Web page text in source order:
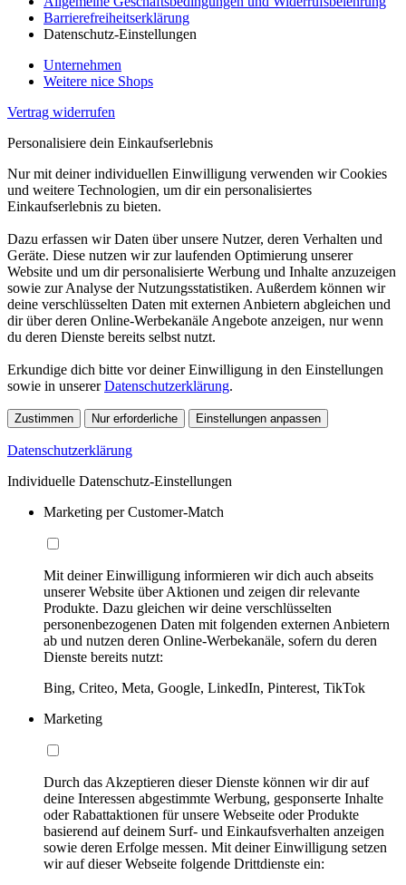
Barrierefreiheitserklärung
Datenschutz-Einstellungen
Unternehmen
Weitere nice Shops
Vertrag widerrufen
Personalisiere dein Einkaufserlebnis
Nur mit deiner individuellen Einwilligung verwenden wir Cookies
und weitere Technologien, um dir ein personalisiertes
Einkaufserlebnis zu bieten.
Dazu erfassen wir Daten über unsere Nutzer, deren Verhalten und
Geräte. Diese nutzen wir zur laufenden Optimierung unserer
Website und um dir personalisierte Werbung und Inhalte anzuzeigen
sowie zur Analyse der Nutzungsstatistiken. Außerdem können wir
deine verschlüsselten Daten mit externen Anbietern abgleichen und
dir über deren Online-Werbekanäle Angebote anzeigen, nur wenn
du deren Dienste bereits selbst nutzt.
Erkundige dich bitte vor deiner Einwilligung in den Einstellungen
sowie in unsererDatenschutzerklärung.
Zustimmen Nur erforderliche Einstellungen anpassen
Datenschutzerklärung
Individuelle Datenschutz-Einstellungen
Marketing per Customer-Match
Mit deiner Einwilligung informieren wir dich auch abseits
unserer Website über Aktionen und zeigen dir relevante
Produkte. Dazu gleichen wir deine verschlüsselten
personenbezogenen Daten mit folgenden externen Anbietern
ab und nutzen deren Online-Werbekanäle, sofern du deren
Dienste bereits nutzt:
Bing, Criteo, Meta, Google, LinkedIn, Pinterest, TikTok
Marketing
Durch das Akzeptieren dieser Dienste können wir dir auf
deine Interessen abgestimmte Werbung, gesponserte Inhalte
oder Rabattaktionen für unsere Webseite oder Produkte
basierend auf deinem Surf- und Einkaufsverhalten anzeigen
sowie deren Erfolge messen. Mit deiner Einwilligung setzen
wir auf dieser Webseite folgende Drittdienste ein: